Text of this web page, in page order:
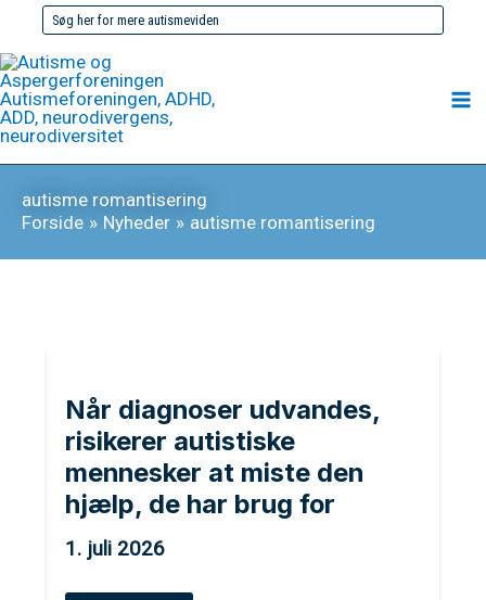
indholdet
Søg
efter:
autisme romantisering
Forside
Nyheder autisme romantisering
Når diagnoser udvandes,
risikerer autistiske
mennesker at miste den
hjælp, de har brug for
1. juli 2026